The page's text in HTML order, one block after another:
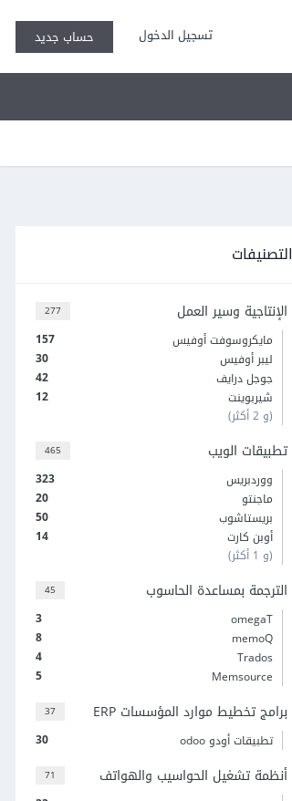
تسجيل الدخول حساب جديد
التصنيفات
277 الإنتاجية وسير العمل
157
مايكروسوفت أوفيس
30
ليبر أوفيس
42
جوجل درايف
12
شيربوينت
(و 2 أكثر)
465 تطبيقات الويب
323
ووردبريس
20
ماجنتو
50
بريستاشوب
14
أوبن كارت
(و 1 أكثر)
45 الترجمة بمساعدة الحاسوب
3
omegaT
8
memoQ
4
Trados
5
Memsource
37 برامج تخطيط موارد المؤسسات ERP
30 تطبيقات أودو odoo
71 أنظمة تشغيل الحواسيب والهواتف